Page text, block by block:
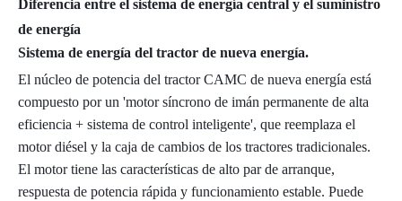
Diferencia entre el sistema de energía central y el suministro
de energía
Sistema de energía del tractor de nueva energía.
El núcleo de potencia del tractor CAMC de nueva energía está
compuesto por un 'motor síncrono de imán permanente de alta
eficiencia + sistema de control inteligente', que reemplaza el
motor diésel y la caja de cambios de los tractores tradicionales.
El motor tiene las características de alto par de arranque,
respuesta de potencia rápida y funcionamiento estable. Puede